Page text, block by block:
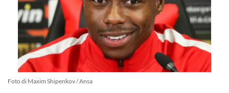
Foto di Maxim Shipenkov / Ansa